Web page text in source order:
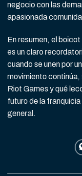
negocio con las
apasionada
En resumen, el boicot
es un claro
cuando se unen por
movimiento
Riot Games y qué
futuro de la
general.